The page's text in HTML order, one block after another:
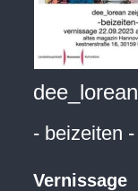
dee_lorean
- beizeiten -
Vernissage